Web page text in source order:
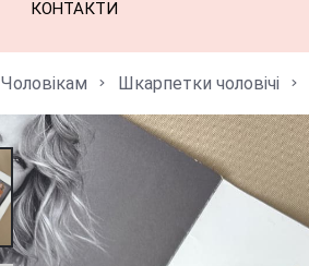
КОНТАКТИ
Чоловікам Шкарпетки чоловічі